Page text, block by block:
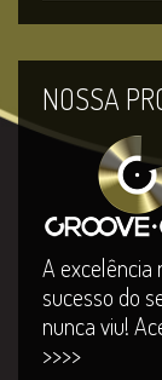
NOSSA
A excelência
sucesso do
nunca viu!
>>>>